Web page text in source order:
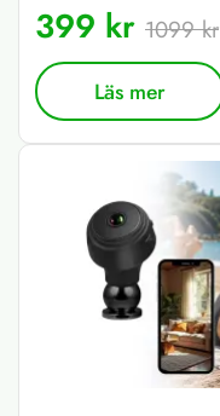
399 kr 1099 kr
Läs mer